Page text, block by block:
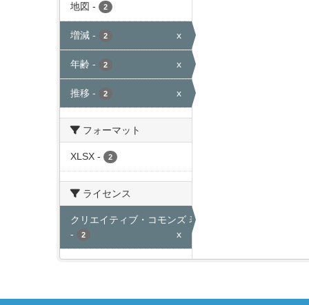
地図 - 2
増減 - 2 x
年齢 - 2 x
推移 - 2 x
フォーマット
XLSX - 2
ライセンス
クリエイティブ・コモンズ 表示
-
2 x